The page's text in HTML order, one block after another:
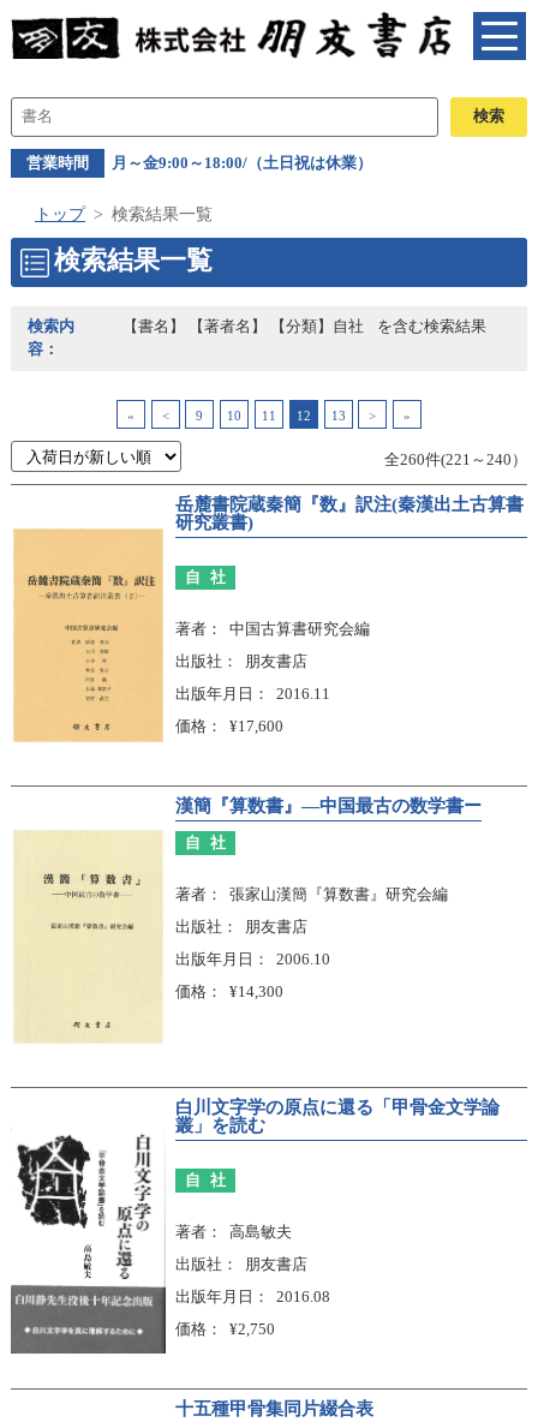
営業時間 月～金9:00～18:00/（土日祝は休業）
トップ 検索結果一覧
検索結果一覧
検索内
容：
【書名】 【著者名】 【分類】自社 を含む検索結果
« < 9 10 11 12 13 > »
全260件(221～240）
岳麓書院蔵秦簡『数』訳注(秦漢出土古算書
研究叢書)
自社
著者
中国古算書研究会編
出版社
朋友書店
出版年月日
2016.11
価格
¥17,600
漢簡『算数書』―中国最古の数学書ー
自社
著者
張家山漢簡『算数書』研究会編
出版社
朋友書店
出版年月日
2006.10
価格
¥14,300
白川文字学の原点に還る「甲骨金文学論
叢」を読む
自社
著者
高島敏夫
出版社
朋友書店
出版年月日
2016.08
価格
¥2,750
十五種甲骨集同片綴合表